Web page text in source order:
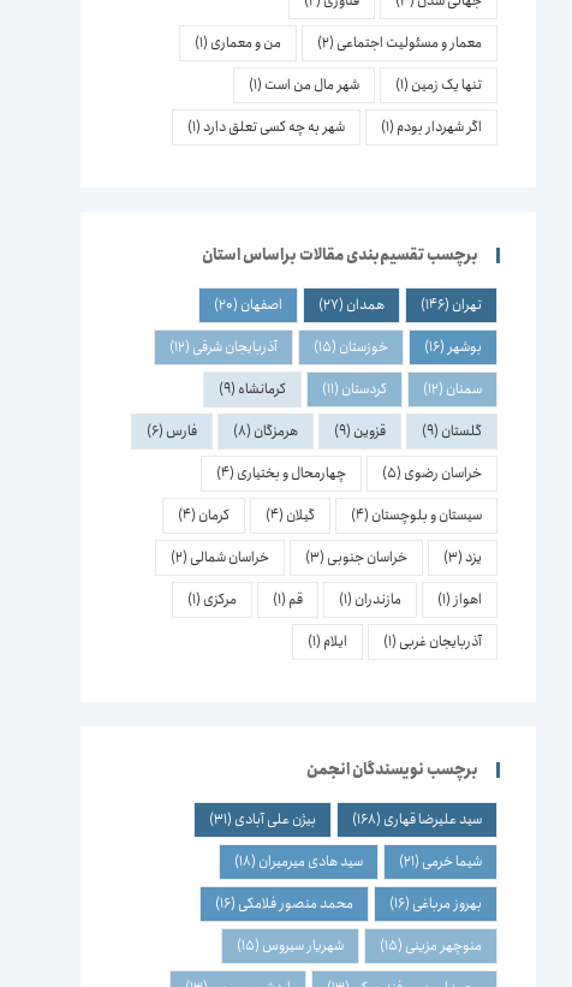
معمار و مسئولیت اجتماعی (2) من و معماری (1)
تنها یک زمین (1) شهر مال من است (1)
اگر شهردار بودم (1) شهر به چه کسی تعلق دارد(1)
برچسب تقسیم‌بندی مقالات براساس استان
تهران (146) همدان (27) اصفهان (20)
بوشهر (16) خوزستان (15) آذربایجان شرقی (12)
سمنان (12) کردستان (11) کرمانشاه (9)
گلستان (9) قزوین (9) هرمزگان (8) فارس (6)
خراسان رضوی (5) چهارمحال و بختیاری (4)
سیستان و بلوچستان (4) گیلان (4) کرمان (4)
یزد(3) خراسان جنوبی (3) خراسان شمالی (2)
اهواز (1) مازندران (1) قم (1) مرکزی (1)
آذربایجان غربی (1) ایلام (1)
برچسب نویسندگان انجمن
سید علیرضا قهاری (168) بیژن علی آبادی (31)
شیما خرمی (21) سید هادی میرمیران (18)
بهروز مرباغی (16) محمد منصور فلامکی (16)
منوچهر مزینی (15) شهریار سیروس (15)